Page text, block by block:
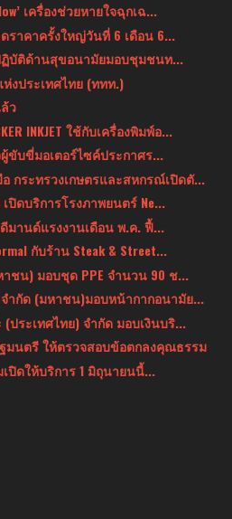
เครื่องช่วยหายใจฉุกเฉ...
ราคาครั้งใหญ่วันที่ 6 เดือน 6...
บัติด้านสุขอนามัยมอบชุมชนท...
งประเทศไทย (ททท.)
ว
INKJET ใช้กับเครื่องพิมพ์อ...
ขับขี่มอเตอร์ไซค์ประกาศร...
กระทรวงเกษตรและสหกรณ์เปิดตั...
ปิดบริการโรงภาพยนตร์ Ne...
านด์แรงงานเดือน พ.ค. ฟื้...
กับร้าน Steak & Street...
ชน) มอบชุด PPE จำนวน 90 ช...
ำกัด (มหาชน)มอบหน้ากากอนามัย...
ประเทศไทย) จำกัด มอบเงินบริ...
มนตรี ให้ตรวจสอบข้อตกลงคุณธรรม
ปิดให้บริการ 1 มิถุนายนนี้...